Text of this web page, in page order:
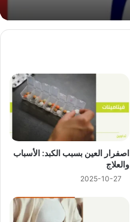
اصفرار العين بسبب الكبد: الأسباب
والعلاج
2025-10-27